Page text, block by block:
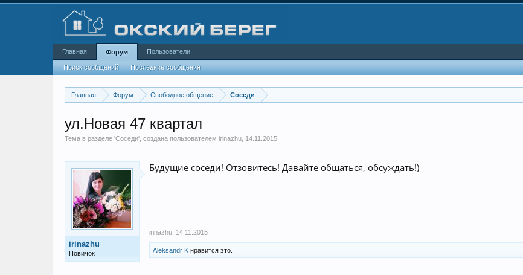
Главная Форум Свободное общение Соседи
ул.Новая 47 квартал
Тема в разделе 'Соседи', создана пользователем irinazhu 14.11.2015
irinazhu
Новичок
Будущие соседи! Отзовитесь! Давайте общаться, обсуждать!)
irinazhu 14.11.2015
Aleksandr K нравится это.
Главная Форум
Поиск сообщений Последние сообщения
Пользователи